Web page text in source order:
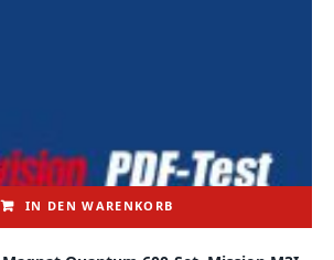
IN DEN WARENKORB